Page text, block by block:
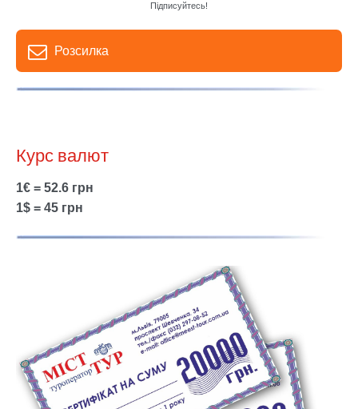
Підписуйтесь!
Розсилка
Курс валют
1€ = 52.6 грн
1$ = 45 грн